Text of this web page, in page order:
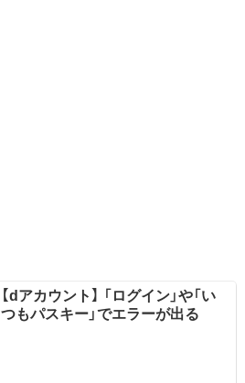
【dアカウント】 「ログイン」や「い
つもパスキー」でエラーが出る